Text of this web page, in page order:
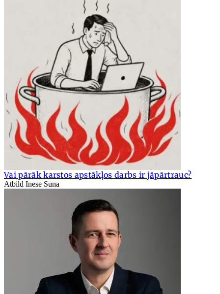
Vai pārāk karstos apstākļos darbs ir jāpārtrauc?
Atbild Inese Sūna